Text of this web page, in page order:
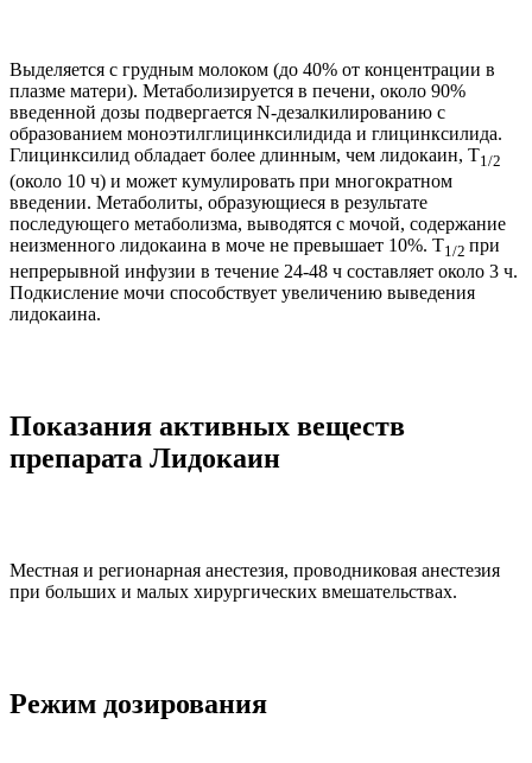
Выделяется с грудным молоком (до 40% от концентрации в
плазме матери). Метаболизируется в печени, около 90%
введенной дозы подвергается N-дезалкилированию с
образованием моноэтилглицинксилидида и глицинксилида.
Глицинксилид обладает более длинным, чем лидокаин, T1/2
(около 10 ч) и может кумулировать при многократном
введении. Метаболиты, образующиеся в результате
последующего метаболизма, выводятся с мочой, содержание
неизменного лидокаина в моче не превышает 10%. T1/2 при
непрерывной инфузии в течение 24-48 ч составляет около 3 ч.
Подкисление мочи способствует увеличению выведения
лидокаина.
Показания активных веществ
препарата Лидокаин
Местная и регионарная анестезия, проводниковая анестезия
при больших и малых хирургических вмешательствах.
Режим дозирования